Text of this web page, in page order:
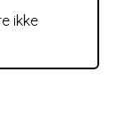
ikke